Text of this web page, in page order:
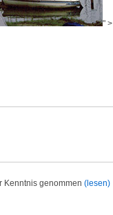
" >
Kenntnis genommen (lesen)